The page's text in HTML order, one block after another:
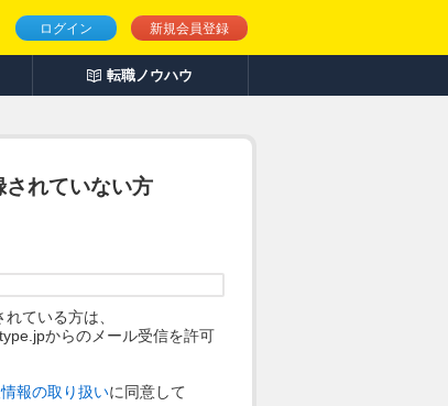
ログイン 新規会員登録
転職ノウハウ
されていない方
ている方は、
からのメール受信を許可
報の取り扱いに同意して